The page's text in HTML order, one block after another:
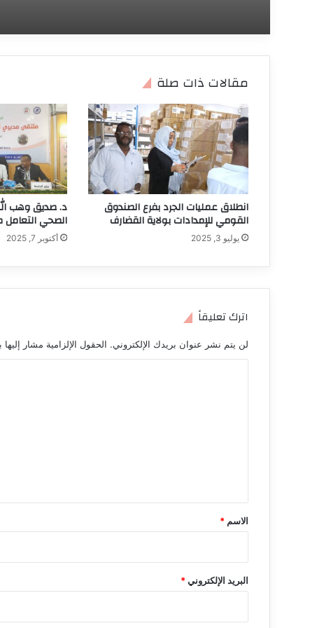
مقالات ذات صلة
انطلاق عمليات الجرد بفرع الصندوق
القومي للإمدادات بولاية القضارف
يوليو 3, 2025
د. صديق وهب
الصحي التعامل
أكتوبر 7, 2025
اترك تعليقاً
لن يتم نشر عنوان بريدك الإلكتروني. الحقول الإلزامية مشار إليها
*
الاسم *
البريد الإلكتروني*